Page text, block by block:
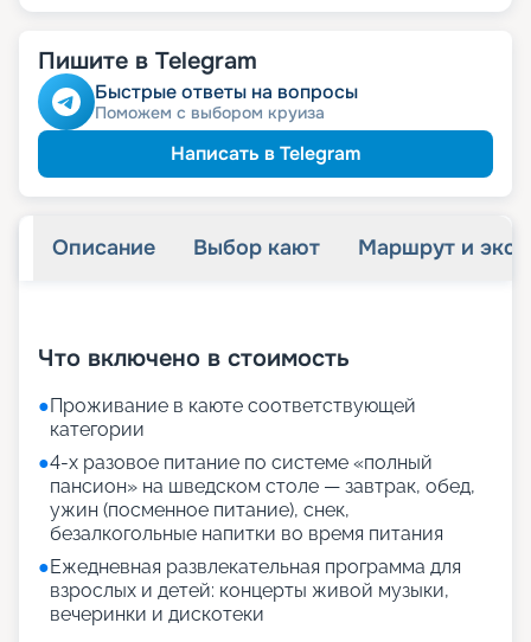
Пишите в Telegram
Быстрые ответы на вопросы
Поможем с выбором круиза
Написать в Telegram
Описание Выбор кают Маршрут и
Что включено в стоимость
●Проживание в каюте соответствующей
категории
●4-х разовое питание по системе «полный
пансион» на шведском столе — завтрак, обед,
ужин (посменное питание), снек,
безалкогольные напитки во время питания
●Ежедневная развлекательная программа для
взрослых и детей: концерты живой музыки,
вечеринки и дискотеки